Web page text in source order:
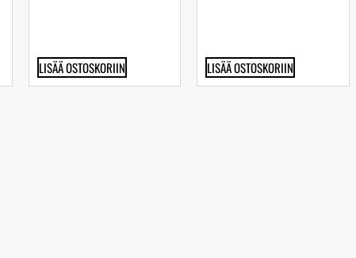
LISÄÄ OSTOSKORIIN LISÄÄ OSTOSKORIIN